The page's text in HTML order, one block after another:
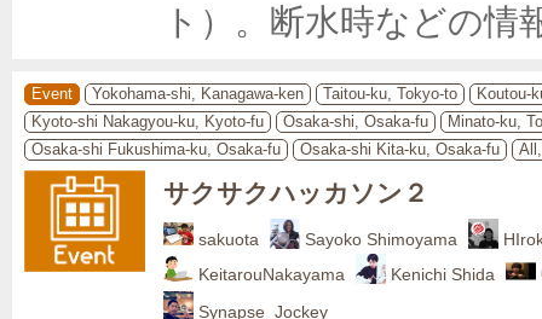
ト）。断水時などの情
Event Yokohama-shi, Kanagawa-ken Taitou-ku, Tokyo-to
Koutou-
Kyoto-shi Nakagyou-ku, Kyoto-fu
Osaka-shi, Osaka-fu
Minato-ku,
Osaka-shi Fukushima-ku, Osaka-fu
Osaka-shi Kita-ku, Osaka-fu
サクサクハッカソン２
sakuota Sayoko Shimoyama
KeitarouNakayama
Kenichi Shida
Synapse_Jockey